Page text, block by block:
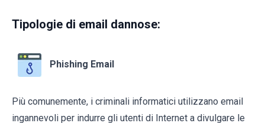
Tipologie di email dannose:
Phishing Email
Più comunemente, i criminali informatici utilizzano email
ingannevoli per indurre gli utenti di Internet a divulgare le